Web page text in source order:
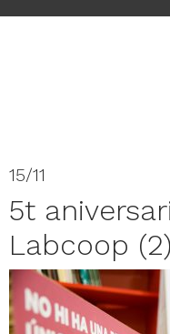
15/11
5t
Labcoop (2)